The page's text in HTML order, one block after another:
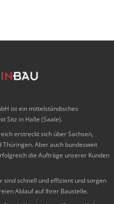
ist ein mittelständisches
Sitz in Halle (Saale).
erstreckt sich über Sachsen,
Thüringen. Aber auch bundesweit
die Aufträge unserer Kunden
sind schnell und effizient und sorgen
Ablauf auf Ihrer Baustelle.